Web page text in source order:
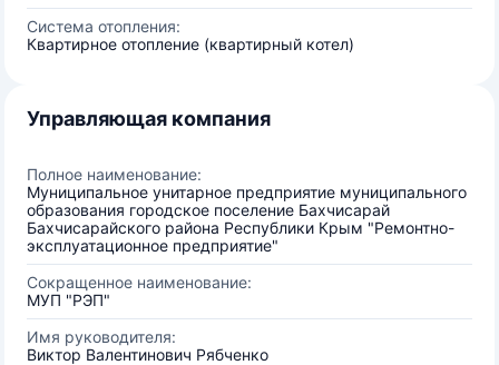
Система отопления:
Квартирное отопление (квартирный котел)
Управляющая компания
Полное наименование:
Муниципальное унитарное предприятие муниципального
образования городское поселение Бахчисарай
Бахчисарайского района Республики Крым "Ремонтно-
эксплуатационное предприятие"
Сокращенное наименование:
МУП "РЭП"
Имя руководителя:
Виктор Валентинович Рябченко